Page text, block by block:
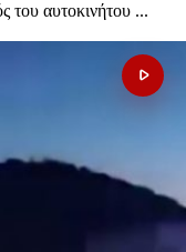
του αυτοκινήτου ...